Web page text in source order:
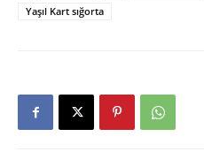
Yaşıl Kart sığorta